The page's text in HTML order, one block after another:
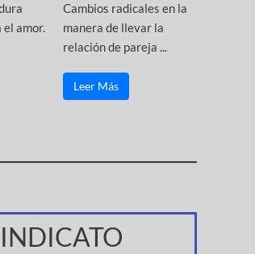
amor.
Cambios radicales en la
manera de llevar la
relación de pareja ...
Leer Más